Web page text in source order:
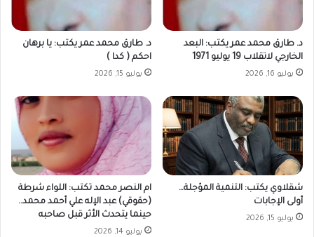
د. طارق محمد عمر يكتب: البعد
الخارجي لاتقلاب 19 يوليو 1971
يوليو 16, 2026
د. طارق محمد عمر يكتب: يا برهان
احكم ( كدا )
يوليو 15, 2026
شقلاوي يكتب: التنمية المؤجلة…
أولى الإجابات
يوليو 15, 2026
ام النصر محمد تكتب: اللواء شرطة
(حقوقي) عبد الإله علي أحمد محمد..
حينما يتحدث الأثر قبل صاحبه
يوليو 14, 2026